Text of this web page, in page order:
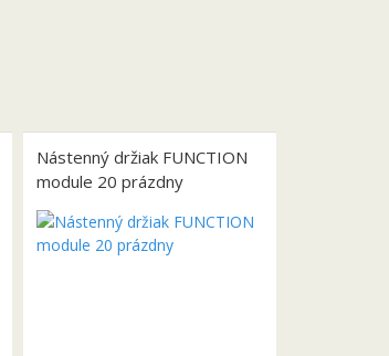
Nástenný držiak FUNCTION
module 20 prázdny